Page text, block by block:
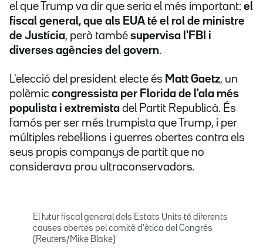
el que Trump va dir que seria el més important: el
fiscal general, que als EUA té el rol de ministre
de Justícia, però també supervisa l'FBI i
diverses agències del govern.
L'elecció del president electe és Matt Gaetz, un
polèmic congressista per Florida de l'ala més
populista i extremista del Partit Republicà. És
famós per ser més trumpista que Trump, i per
múltiples rebel·lions i guerres obertes contra els
seus propis companys de partit que no
considerava prou ultraconservadors.
El futur fiscal general dels Estats Units té diferents
causes obertes pel comitè d'ètica del Congrés
(Reuters/Mike Blake)